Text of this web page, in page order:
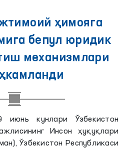
ҳимояга
бепул юридик
механизмлари
июнь кунлари Ўзбекистон
Инсон ҳуқуқлари
Ўзбекистон Республикаси